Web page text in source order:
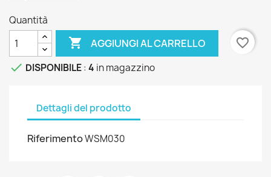
Quantità
 AGGIUNGI AL CARRELLO
favorite_border
 DISPONIBILE: 4 in magazzino
Dettagli del prodotto
RiferimentoWSM030